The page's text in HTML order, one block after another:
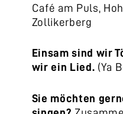
Café am Puls,
Zollikerberg
Einsam sind wir
wir ein Lied. (Ya
Sie möchten